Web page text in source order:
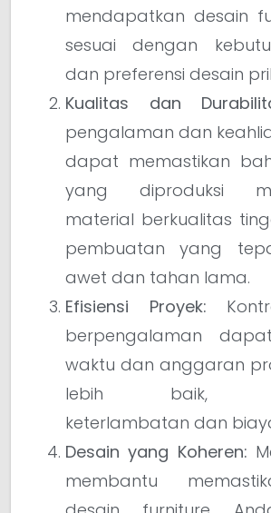
mendapatkan desain
sesuai dengan
dan preferensi desain
Kualitas dan
pengalaman dan
dapat memastikan
yang diproduksi
material berkualitas
pembuatan yang
awet dan tahan lama.
Efisiensi Proyek:
berpengalaman
waktu dan anggaran
lebih baik,
keterlambatan dan
Desain yang Koheren:
membantu